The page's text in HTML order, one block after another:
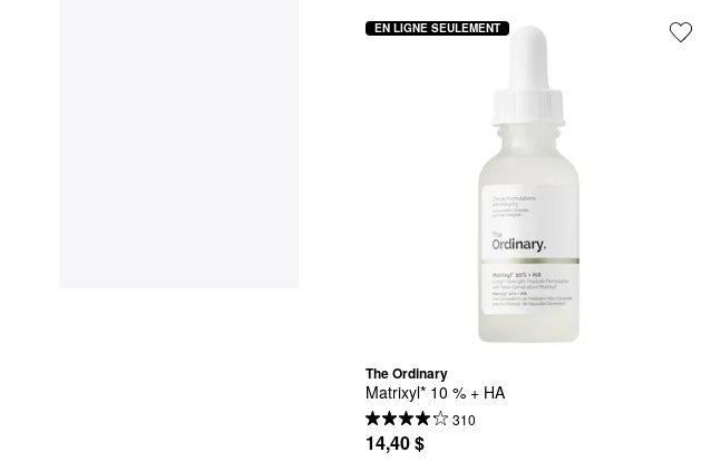
The Ordinary
Matrixyl* 10 % + HA
310
14,40 $
EN LIGNE SEULEMENT